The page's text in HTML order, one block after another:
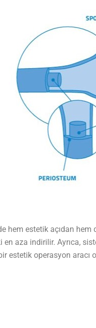
hem estetik açıdan hem
aza indirilir. Ayrıca,
estetik operasyon aracı